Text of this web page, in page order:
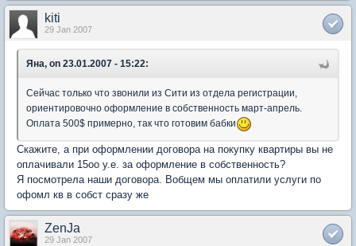
kiti
29 Jan 2007
Яна, on 23.01.2007 - 15:22:
Сейчас только что звонили из Сити из отдела регистрации,
ориентировочно оформление в собственность март-апрель.
Оплата 500$ примерно, так что готовим бабки
Скажите, а при оформлении договора на покупку квартиры вы не
оплачивали 15оо у.е. за оформление в собственность?
Я посмотрела наши договора. Вобщем мы оплатили услуги по
офомл кв в собст сразу же
ZenJa
29 Jan 2007